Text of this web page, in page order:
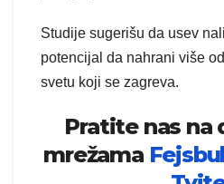
Studije sugerišu da usev
potencijal da nahrani više
svetu koji se zagreva.
Pratite nas na
mrežama